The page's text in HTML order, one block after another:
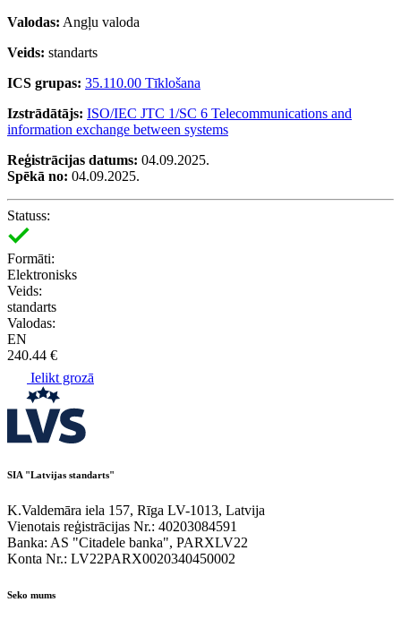
Valodas: Angļu valoda
Veids: standarts
ICS grupas: 35.110.00 Tīklošana
Izstrādātājs: ISO/IEC JTC 1/SC 6 Telecommunications and
information exchange between systems
Reģistrācijas datums: 04.09.2025.
Spēkā no: 04.09.2025.
Statuss:
Formāti:
Elektronisks
Veids:
standarts
Valodas:
EN
240.44 €
Ielikt grozā
SIA "Latvijas standarts"
K.Valdemāra iela 157, Rīga LV-1013, Latvija
Vienotais reģistrācijas Nr.: 40203084591
Banka: AS "Citadele banka", PARXLV22
Konta Nr.: LV22PARX0020340450002
Seko mums